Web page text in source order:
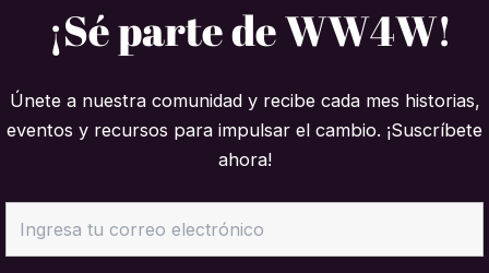
¡Sé parte de WW4W!
Únete a nuestra comunidad y recibe cada mes historias,
eventos y recursos para impulsar el cambio. ¡Suscríbete
ahora!